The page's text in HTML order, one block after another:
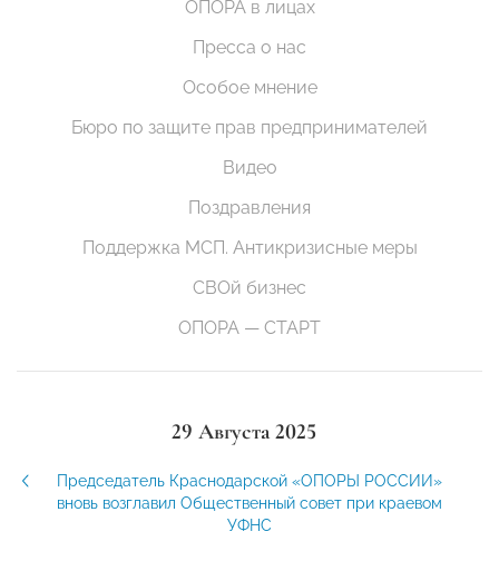
ОПОРА в лицах
Пресса о нас
Особое мнение
Бюро по защите прав предпринимателей
Видео
Поздравления
Поддержка МСП. Антикризисные меры
СВОй бизнес
ОПОРА — СТАРТ
29 Августа 2025
Председатель Краснодарской «ОПОРЫ РОССИИ»
вновь возглавил Общественный совет при краевом
УФНС